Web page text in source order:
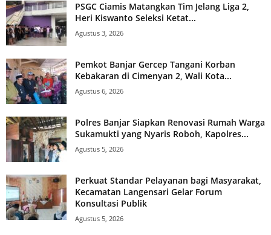
PSGC Ciamis Matangkan Tim Jelang Liga 2,
Heri Kiswanto Seleksi Ketat...
Agustus 3, 2026
Pemkot Banjar Gercep Tangani Korban
Kebakaran di Cimenyan 2, Wali Kota...
Agustus 6, 2026
Polres Banjar Siapkan Renovasi Rumah Warga
Sukamukti yang Nyaris Roboh, Kapolres...
Agustus 5, 2026
Perkuat Standar Pelayanan bagi Masyarakat,
Kecamatan Langensari Gelar Forum
Konsultasi Publik
Agustus 5, 2026